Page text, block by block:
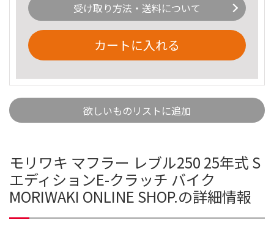
受け取り方法・送料について
カートに入れる
欲しいものリストに追加
モリワキ マフラー レブル250 25年式 S
エディションE-クラッチ バイク
MORIWAKI ONLINE SHOP.の詳細情報